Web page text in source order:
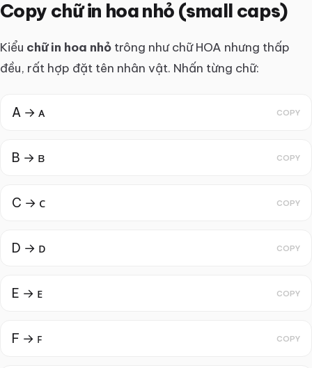
Copy chữ in hoa nhỏ (small caps)
Kiểu chữ in hoa nhỏ trông như chữ HOA nhưng thấp
đều, rất hợp đặt tên nhân vật. Nhấn từng chữ:
A → ᴀ COPY
B → ʙ COPY
C → ᴄ COPY
D → ᴅ COPY
E → ᴇ COPY
F → ꜰ COPY